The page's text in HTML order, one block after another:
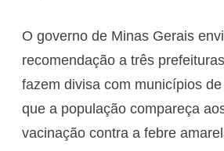
O governo de Minas Gerais
recomendação a três
fazem divisa com municípios
que a população compareça
vacinação contra a febre